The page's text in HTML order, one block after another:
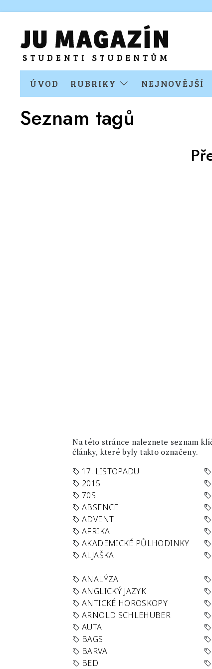
ÚVOD RUBRIKY NEJNOVĚJŠÍ
Seznam tagů
Na této stránce naleznete seznam
články, které byly takto označeny.
17. LISTOPADU
2015
70S
ABSENCE
ADVENT
AFRIKA
AKADEMICKÉ PŮLHODINKY
ALJAŠKA
ANALÝZA
ANGLICKÝ JAZYK
ANTICKÉ HOROSKOPY
ARNOLD SCHLEHUBER
AUTA
BAGS
BARVA
BED